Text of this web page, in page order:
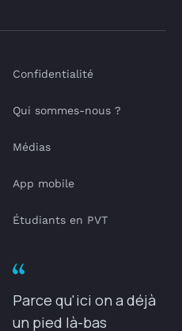
Confidentialité
Qui sommes-nous ?
Médias
App mobile
Étudiants en PVT
Parce qu'ici on a déjà
un pied là-bas